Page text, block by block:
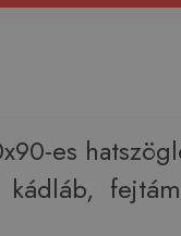
es
kádláb,